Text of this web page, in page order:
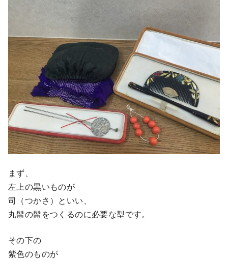
まず、
左上の黒いものが
司（つかさ）といい、
丸髷の髷をつくるのに必要な型です。
その下の
紫色のものが